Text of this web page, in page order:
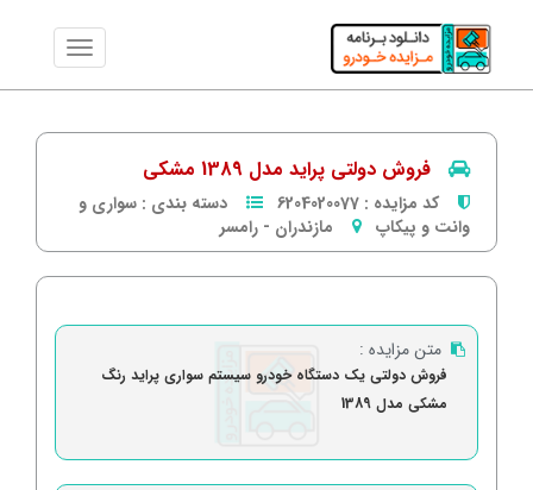
فروش دولتی پراید مدل 1389 مشکی
کد مزایده : 6204020077 دسته بندی : سواری و
وانت و پیکاپ
مازندران - رامسر
متن مزایده :
فروش دولتی یک دستگاه خودرو سیستم سواری پراید رنگ
مشکی مدل 1389